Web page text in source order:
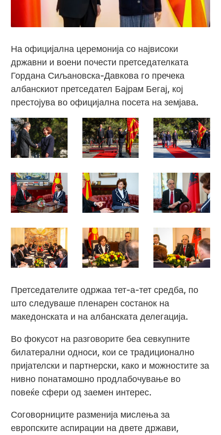
На официјална церемонија со највисоки
државни и воени почести претседателката
Гордана Сиљановска-Давкова го пречека
албанскиот претседател Бајрам Бегај, кој
престојува во официјална посета на земјава.
Претседателите одржаа тет-а-тет средба, по
што следуваше пленарен состанок на
македонската и на албанската делегација.
Во фокусот на разговорите беа севкупните
билатерални односи, кои се традиционално
пријателски и партнерски, како и можностите за
нивно понатамошно продлабочување во
повеќе сфери од заемен интерес.
Соговорниците разменија мислења за
европските аспирации на двете држави,